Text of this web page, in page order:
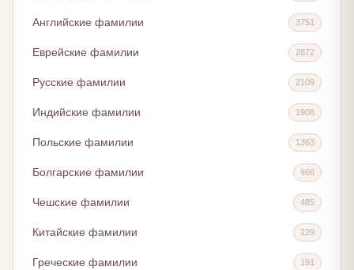
Английские фамилии 3751
Еврейские фамилии 2872
Русские фамилии 2109
Индийские фамилии 1908
Польские фамилии 1363
Болгарские фамилии 966
Чешские фамилии 485
Китайские фамилии 229
Греческие фамилии 191